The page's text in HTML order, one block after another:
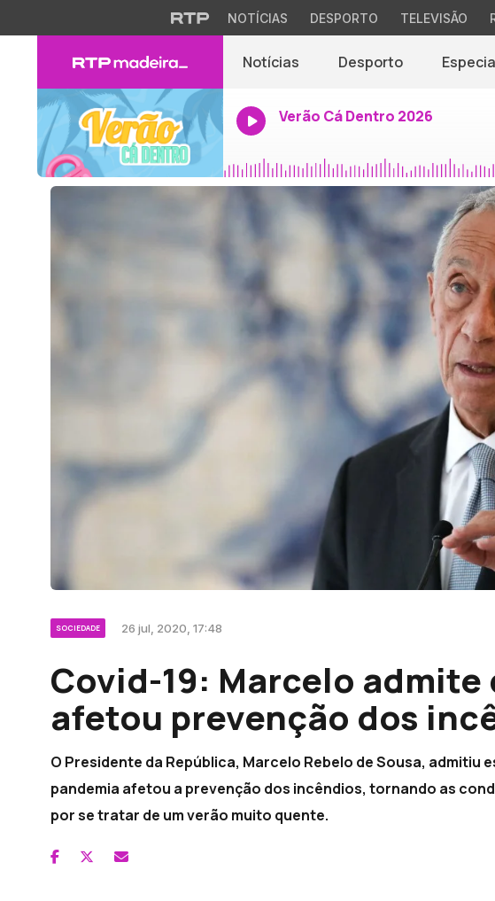
NOTÍCIAS DESPORTO TELEVISÃO
Notícias Desporto
Verão Cá Dentro 2026
SOCIEDADE 26 jul, 2020, 17:48
Covid-19: Marcelo admite
afetou prevenção dos
O Presidente da República, Marcelo Rebelo de Sousa, admitiu
pandemia afetou a prevenção dos incêndios, tornando as
por se tratar de um verão muito quente.